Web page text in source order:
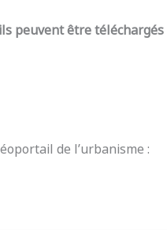
peuvent être téléchargés
de l’urbanisme :